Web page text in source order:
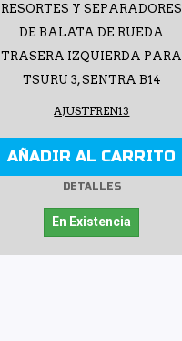
RESORTES Y SEPARADORES
DE BALATA DE RUEDA
TRASERA IZQUIERDA PARA
TSURU 3, SENTRA B14
AJUSTFREN13
AÑADIR AL CARRITO
DETALLES
En Existencia